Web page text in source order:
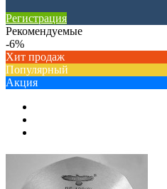
Регистрация
Рекомендуемые
-6%
Хит продаж
Популярный
Акция